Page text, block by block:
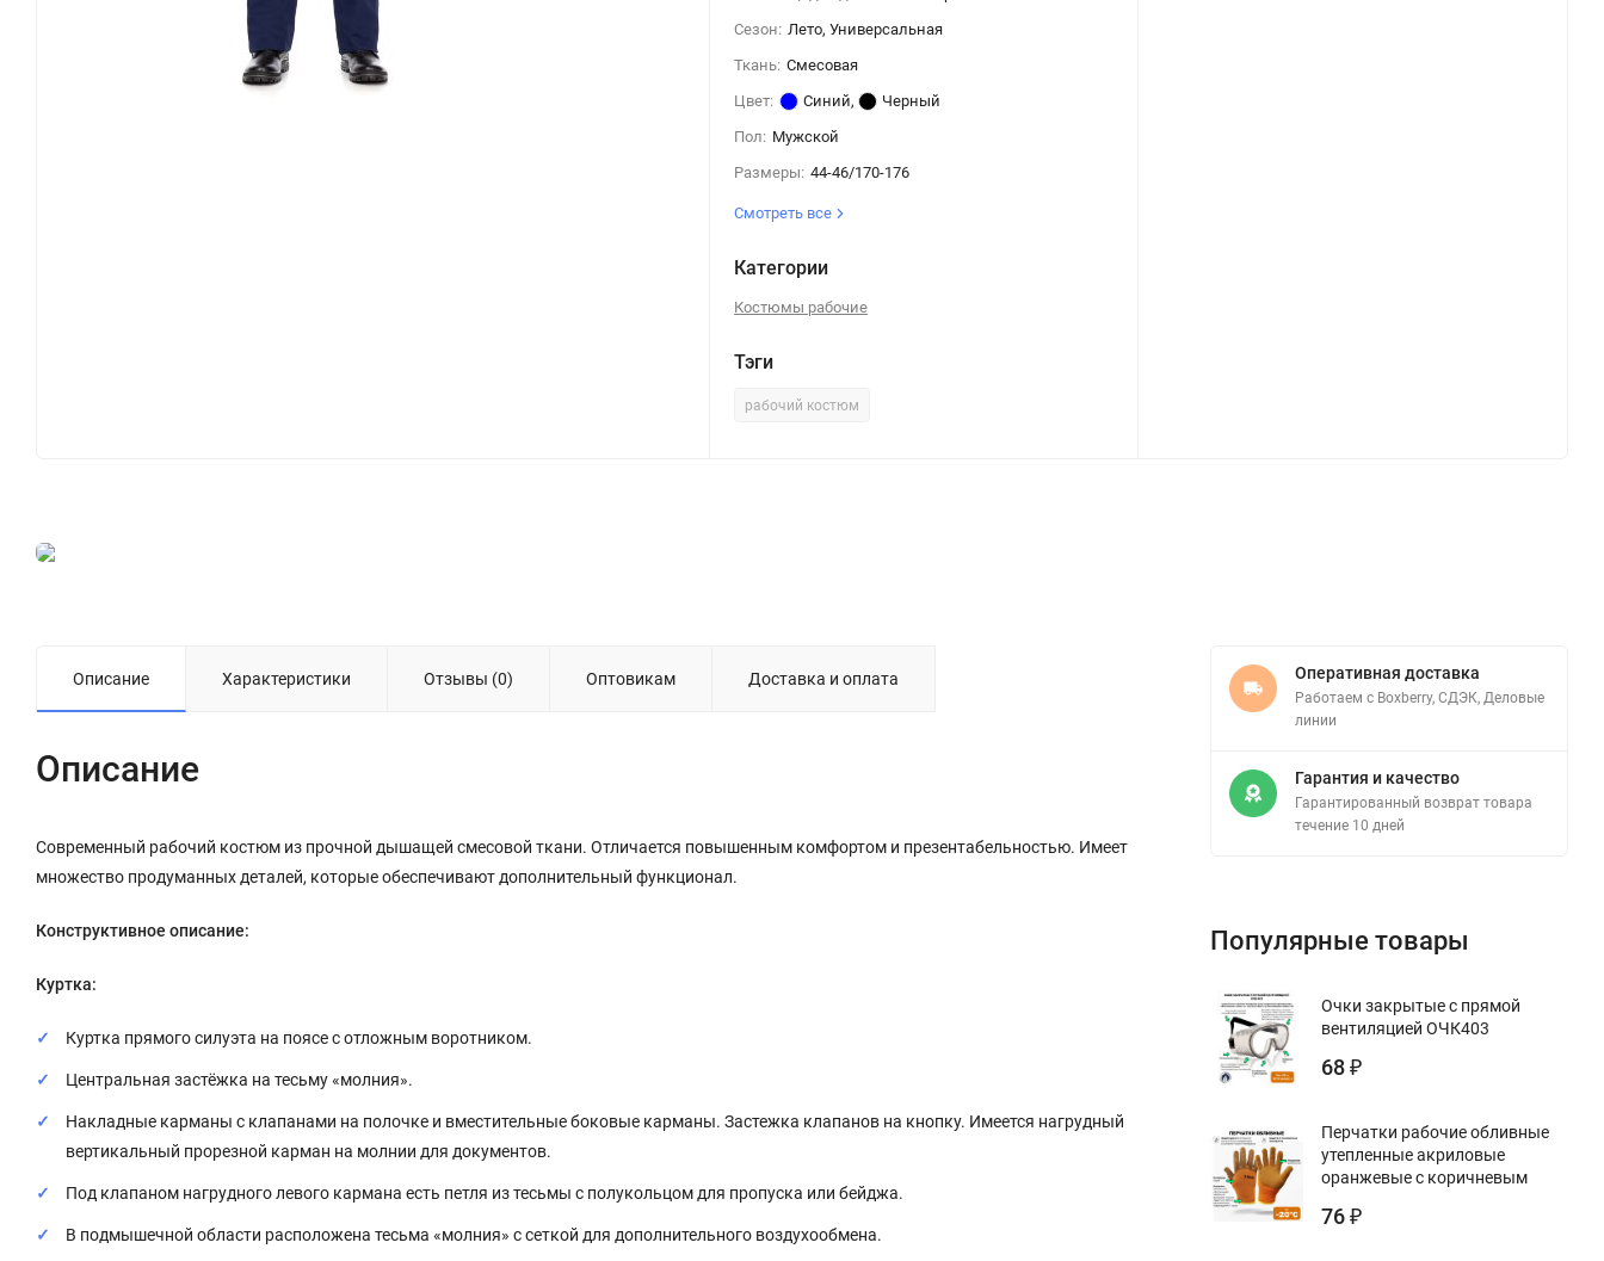
Сезон: Лето, Универсальная
Ткань: Смесовая
Цвет:
Синий,
Черный
Пол: Мужской
Размеры: 44-46/170-176
Смотреть все
Категории
Костюмы рабочие
Тэги
рабочий костюм
Описание Характеристики Отзывы (0) Оптовикам Доставка и оплата
Описание
Современный рабочий костюм из прочной дышащей смесовой ткани. Отличается повышенным комфортом и презентабельностью. Имеет
множество продуманных деталей, которые обеспечивают дополнительный функционал.
Конструктивное описание:
Куртка:
Куртка прямого силуэта на поясе с отложным воротником.
Центральная застёжка на тесьму «молния».
Накладные карманы с клапанами на полочке и вместительные боковые карманы. Застежка клапанов на кнопку. Имеется нагрудный
вертикальный прорезной карман на молнии для документов.
Под клапаном нагрудного левого кармана есть петля из тесьмы с полукольцом для пропуска или бейджа.
В подмышечной области расположена тесьма «молния» с сеткой для дополнительного воздухообмена.
Оперативная доставка
Работаем с Boxberry, СДЭК, Деловые
линии
Гарантия и качество
Гарантированный возврат товара
течение 10 дней
Популярные товары
Очки закрытые с прямой
вентиляцией ОЧК403
68 ₽
Перчатки рабочие обливные
утепленные акриловые
оранжевые с коричневым
76 ₽